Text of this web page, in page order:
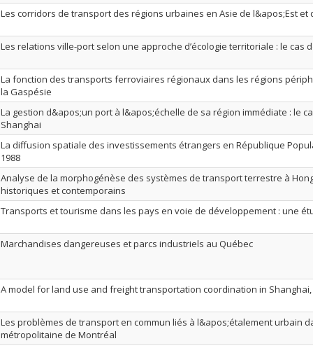
Les corridors de transport des régions urbaines en Asie de l&apos;Est et
Les relations ville-port selon une approche d’écologie territoriale : le cas
La fonction des transports ferroviaires régionaux dans les régions
la Gaspésie
La gestion d&apos;un port à l&apos;échelle de sa région immédiate : le
Shanghai
La diffusion spatiale des investissements étrangers en République
1988
Analyse de la morphogénèse des systèmes de transport terrestre à
historiques et contemporains
Transports et tourisme dans les pays en voie de développement : une
Marchandises dangereuses et parcs industriels au Québec
A model for land use and freight transportation coordination in Shanghai,
Les problèmes de transport en commun liés à l&apos;étalement urbain
métropolitaine de Montréal